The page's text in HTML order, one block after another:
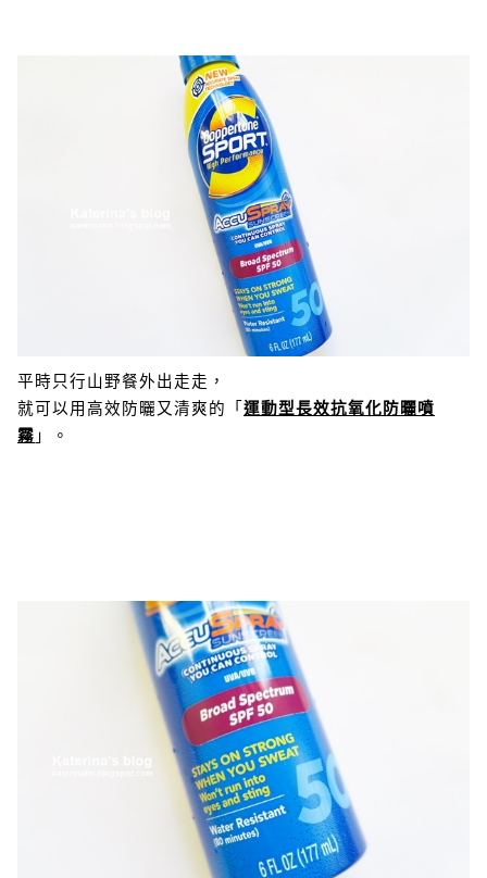
平時只行山野餐外出走走，
就可以用高效防曬又清爽的「 運動型長效抗氧化防曬噴
霧 」。